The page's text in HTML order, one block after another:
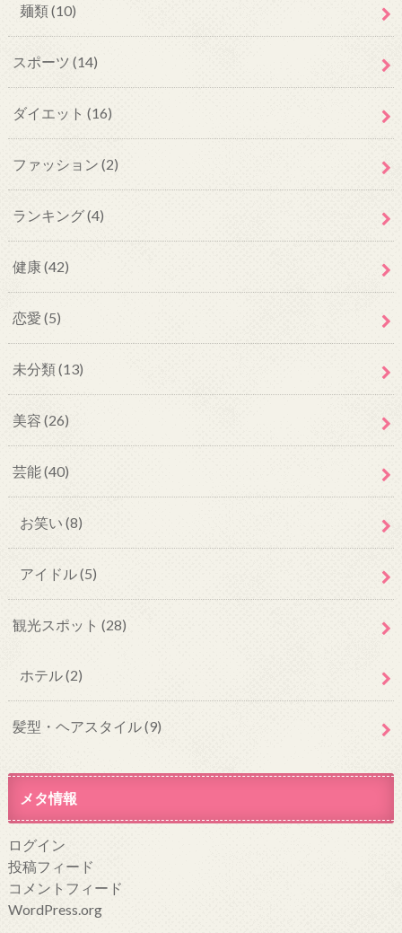
麺類(10)
スポーツ (14)
ダイエット (16)
ファッション (2)
ランキング(4)
健康(42)
恋愛 (5)
未分類(13)
美容 (26)
芸能(40)
お笑い (8)
アイドル(5)
観光スポット (28)
ホテル(2)
髪型・ヘアスタイル(9)
メタ情報
ログイン
投稿フィード
コメントフィード
WordPress.org